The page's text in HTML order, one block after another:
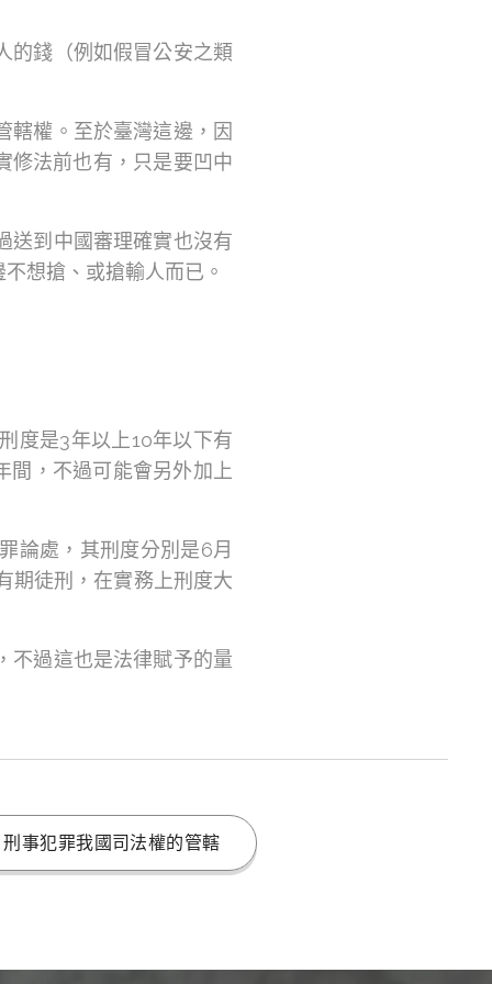
的錢（例如假冒公安之類
轄權。至於臺灣這邊，因
修法前也有，只是要凹中
送到中國審理確實也沒有
想搶、或搶輸人而已。
度是3年以上10年以下有
間，不過可能會另外加上
論處，其刑度分別是6月
期徒刑，在實務上刑度大
不過這也是法律賦予的量
刑事犯罪我國司法權的管轄